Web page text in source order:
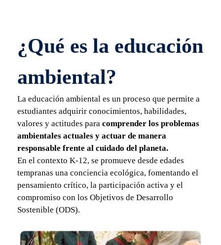
¿Qué es la educación
ambiental?
La educación ambiental es un proceso que permite a
estudiantes adquirir conocimientos, habilidades,
valores y actitudes para comprender los problemas
ambientales actuales y actuar de manera
responsable frente al cuidado del planeta.
En el contexto K-12, se promueve desde edades
tempranas una conciencia ecológica, fomentando el
pensamiento crítico, la participación activa y el
compromiso con los Objetivos de Desarrollo
Sostenible (ODS).